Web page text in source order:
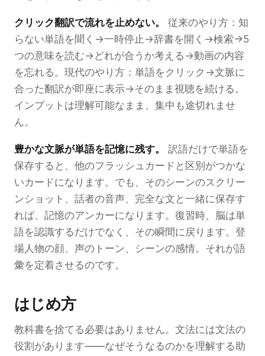
クリック翻訳で流れを止めない。
従来のやり方：知
らない単語を聞く→一時停止→辞書を開く→検索→5
つの意味を読む→どれが合うか考える→動画の内容
を忘れる。現代のやり方：単語をクリック→文脈に
合った翻訳が即座に表示→そのまま視聴を続ける。
インプットは理解可能なまま、集中も途切れませ
ん。
豊かな文脈が単語を記憶に残す。
訳語だけで単語を
保存すると、他のフラッシュカードと区別がつかな
いカードになります。でも、そのシーンのスクリー
ンショット、話者の音声、完全な文と一緒に保存す
れば、記憶のアンカーになります。復習時、脳は単
語を認識するだけでなく、その瞬間に戻ります。登
場人物の顔、声のトーン、シーンの感情。それが語
彙を定着させるのです。
はじめ方
教科書を捨てる必要はありません。文法には文法の
役割があります——なぜそうなるのかを理解する助